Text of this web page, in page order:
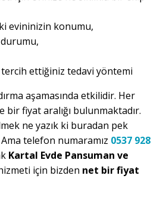
evininizin konumu,
durumu,
tercih ettiğiniz tedavi yöntemi
aşamasında etkilidir. Her
bir fiyat aralığı bulunmaktadır.
ne yazık ki buradan pek
telefon numaramız 0537 928
Kartal Evde Pansuman ve
için bizden net bir fiyat